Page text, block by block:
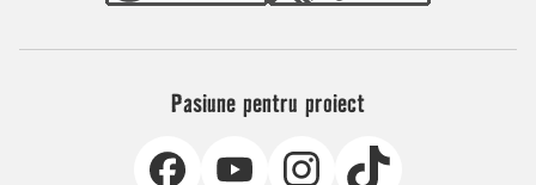
Pasiune pentru proiect